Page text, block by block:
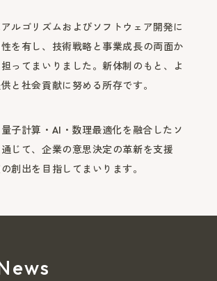
ルゴリズムおよびソフトウェア開発に
を有し、技術戦略と事業成長の両面か
ってまいりました。新体制のもと、よ
と社会貢献に努める所存です。
子計算・AI・数理最適化を融合したソ
じて、企業の意思決定の革新を支援
創出を目指してまいります。